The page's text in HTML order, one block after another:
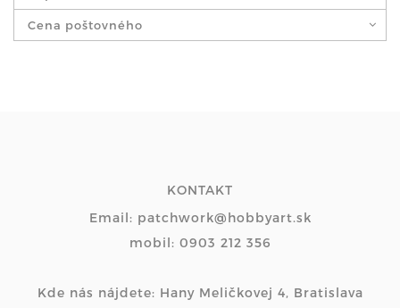
Cena poštovného
KONTAKT
Email: patchwork@hobbyart.sk
mobil: 0903 212 356
Kde nás nájdete: Hany Meličkovej 4, Bratislava